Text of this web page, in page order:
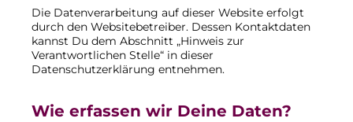
Die Datenverarbeitung auf dieser Website erfolgt
durch den Websitebetreiber. Dessen Kontaktdaten
kannst Du dem Abschnitt „Hinweis zur
Verantwortlichen Stelle“ in dieser
Datenschutzerklärung entnehmen.
Wie erfassen wir Deine Daten?